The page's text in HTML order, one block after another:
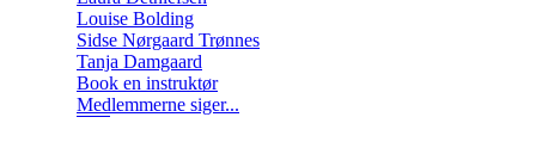
Louise Bolding
Sidse Nørgaard Trønnes
Tanja Damgaard
Book en instruktør
Medlemmerne siger...